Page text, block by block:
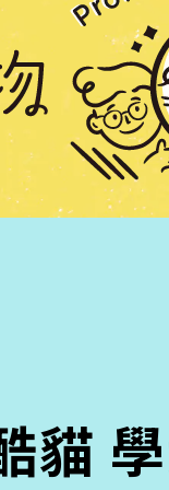
貓